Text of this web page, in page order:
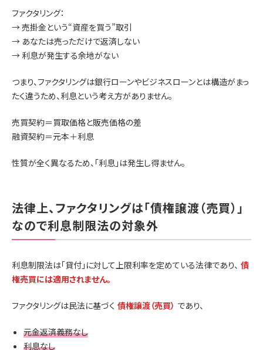
ファクタリング：
→ 売掛金という“資産を買う”取引
→ あなたは売っただけで返済しない
→ 利息が発生する余地がない
つまり、ファクタリングは銀行ローンやビジネスローンとは構造がまっ
たく違うため、利息という考え方がありません。
売買契約＝買取価格と販売価格の差
融資契約＝元本＋利息
性質が全く異なるため、「利息」は発生し得ません。
法律上、ファクタリングは「債権譲渡（売買）」
なので利息制限法の対象外
利息制限法は「貸付」に対して上限利率を定めている法律であり、 債
権売買には適用されません。
ファクタリングは民法に基づく 債権譲渡（売買） であり、
元金返済義務なし
利息なし